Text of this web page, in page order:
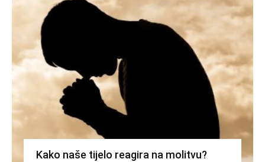
Kako naše tijelo reagira na molitvu?